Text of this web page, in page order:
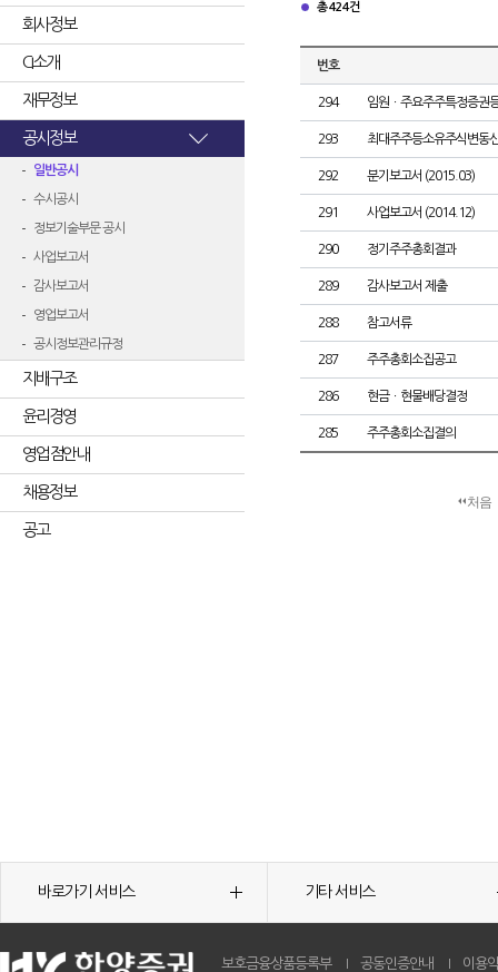
회사정보
CI소개
재무정보
공시정보
일반공시
수시공시
정보기술부문 공시
사업보고서
감사보고서
영업보고서
공시정보관리규정
지배구조
윤리경영
영업점안내
채용정보
공고
총 424건
번호
294 임원ㆍ주요주주특정증권
293 최대주주등소유주식변동
292 분기보고서 (2015.03)
291 사업보고서 (2014.12)
290 정기주주총회결과
289 감사보고서 제출
288 참고서류
287 주주총회소집공고
286 현금ㆍ현물배당결정
285 주주총회소집결의
처음
바로가기 서비스 기타 서비스
보호금융상품등록부 공동인증안내 이용